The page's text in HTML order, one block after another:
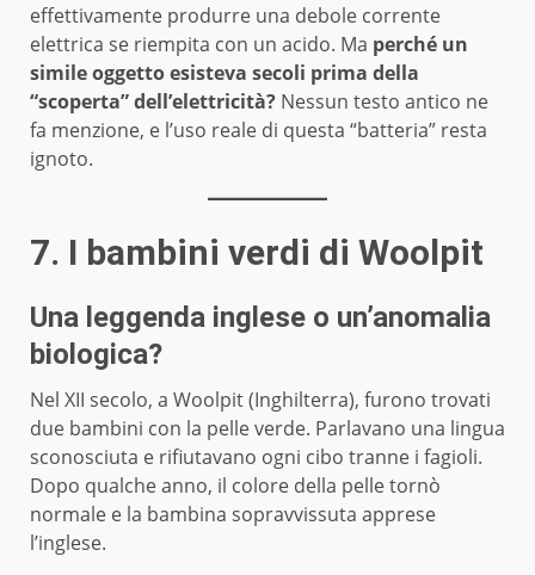
effettivamente produrre una debole corrente
elettrica se riempita con un acido. Ma perché un
simile oggetto esisteva secoli prima della
“scoperta” dell’elettricità? Nessun testo antico ne
fa menzione, e l’uso reale di questa “batteria” resta
ignoto.
7. I bambini verdi di Woolpit
Una leggenda inglese o un’anomalia
biologica?
Nel XII secolo, a Woolpit (Inghilterra), furono trovati
due bambini con la pelle verde. Parlavano una lingua
sconosciuta e rifiutavano ogni cibo tranne i fagioli.
Dopo qualche anno, il colore della pelle tornò
normale e la bambina sopravvissuta apprese
l’inglese.